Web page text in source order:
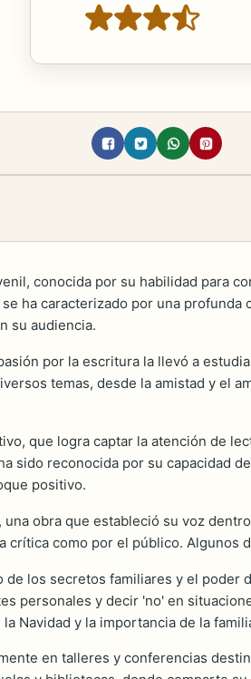
conocida por su habilidad para
ha caracterizado por una
su audiencia.
por la escritura la llevó a
temas, desde la amistad y el
que logra captar la atención de
sido reconocida por su capacidad
positivo.
, una obra que estableció su voz
como por el público. Algunos
los secretos familiares y el poder
personales y decir 'no' en
Navidad y la importancia de la
en talleres y conferencias